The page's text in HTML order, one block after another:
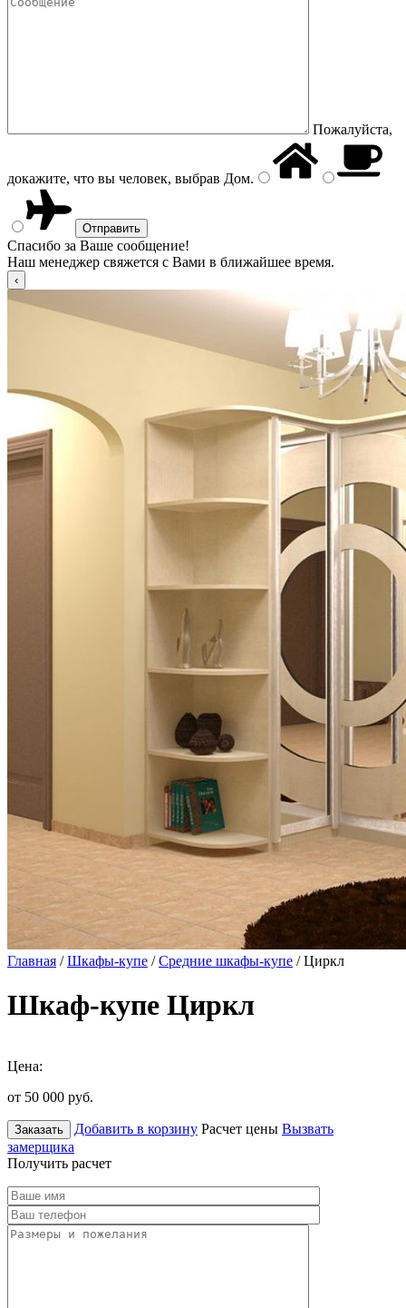
Пожалуйста,
докажите, что вы человек, выбрав Дом.
Спасибо за Ваше сообщение!
Наш менеджер свяжется с Вами в ближайшее время.
Главная /Шкафы-купе /Средние шкафы-купе / Циркл
Шкаф-купе Циркл
Цена:
от 50 000 руб.
Заказать Добавить в корзину Расчет цены Вызвать
замерщика
Получить расчет